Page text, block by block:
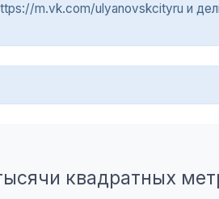
m.vk.com/ulyanovskcityru и
квадратных